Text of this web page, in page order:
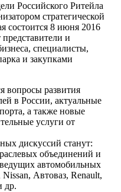
Российского Ритейла
стратегической
состоится 8 июня 2016
и
специалисты,
и закупками
вопросы развития
в России, актуальные
а также новые
услуги от
дискуссий станут:
объединений и
автомобильных
Автоваз, Renault,
др.